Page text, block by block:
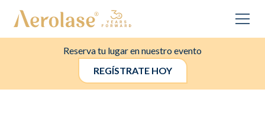
Reserva tu lugar en nuestro evento
REGÍSTRATE HOY